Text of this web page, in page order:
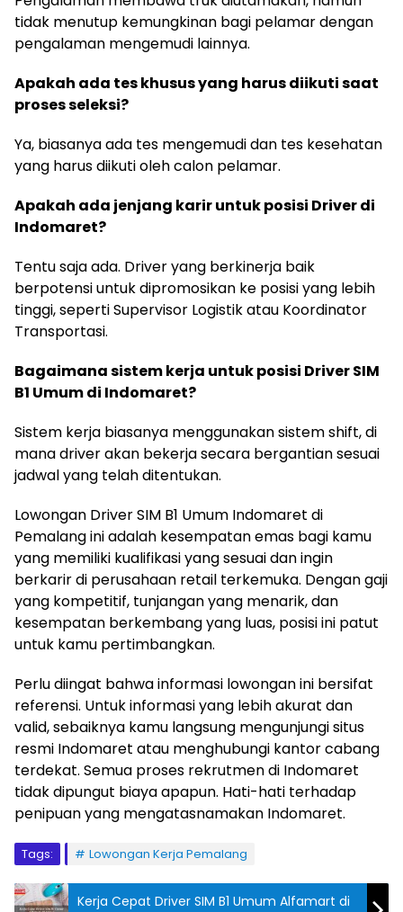
tidak menutup kemungkinan bagi pelamar dengan
pengalaman mengemudi lainnya.
Apakah ada tes khusus yang harus diikuti saat
proses seleksi?
Ya, biasanya ada tes mengemudi dan tes kesehatan
yang harus diikuti oleh calon pelamar.
Apakah ada jenjang karir untuk posisi Driver di
Indomaret?
Tentu saja ada. Driver yang berkinerja baik
berpotensi untuk dipromosikan ke posisi yang lebih
tinggi, seperti Supervisor Logistik atau Koordinator
Transportasi.
Bagaimana sistem kerja untuk posisi Driver SIM
B1 Umum di Indomaret?
Sistem kerja biasanya menggunakan sistem shift, di
mana driver akan bekerja secara bergantian sesuai
jadwal yang telah ditentukan.
Lowongan Driver SIM B1 Umum Indomaret di
Pemalang ini adalah kesempatan emas bagi kamu
yang memiliki kualifikasi yang sesuai dan ingin
berkarir di perusahaan retail terkemuka. Dengan gaji
yang kompetitif, tunjangan yang menarik, dan
kesempatan berkembang yang luas, posisi ini patut
untuk kamu pertimbangkan.
Perlu diingat bahwa informasi lowongan ini bersifat
referensi. Untuk informasi yang lebih akurat dan
valid, sebaiknya kamu langsung mengunjungi situs
resmi Indomaret atau menghubungi kantor cabang
terdekat. Semua proses rekrutmen di Indomaret
tidak dipungut biaya apapun. Hati-hati terhadap
penipuan yang mengatasnamakan Indomaret.
Tags: Lowongan Kerja Pemalang
Kerja Cepat Driver SIM B1 Umum Alfamart di